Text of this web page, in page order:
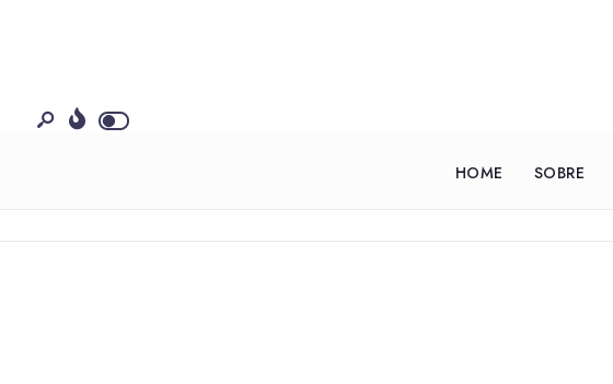
HOME SOBRE